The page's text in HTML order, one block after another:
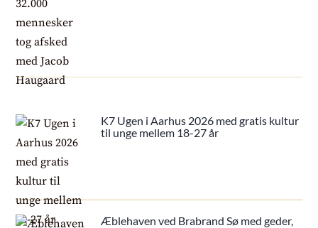
K7 Ugen i Aarhus 2026 med gratis kultur
til unge mellem 18-27 år
Æblehaven ved Brabrand Sø med geder,